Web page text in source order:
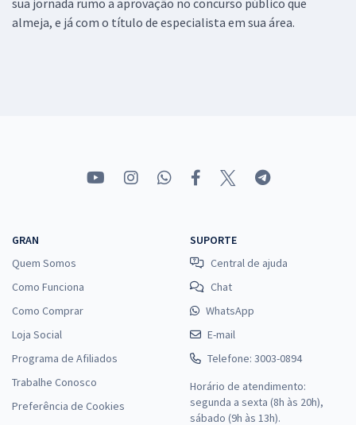
almeja, e já com o título de especialista em sua área.
GRAN
Quem Somos
Como Funciona
Como Comprar
Loja Social
Programa de Afiliados
Trabalhe Conosco
Preferência de Cookies
SUPORTE
Central de ajuda
Chat
WhatsApp
E-mail
Telefone: 3003-0894
Horário de atendimento:
segunda a sexta (8h às 20h),
sábado (9h às 13h).